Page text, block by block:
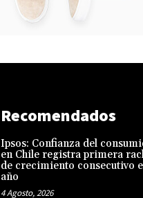
Recomendados
Ipsos: Confianza del
en Chile registra primera
de crecimiento consecutivo
año
4 Agosto, 2026